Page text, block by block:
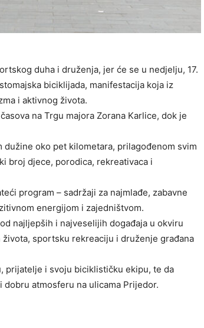
duha i druženja, jer će se u nedjelju, 17.
biciklijada, manifestacija koja iz
i aktivnog života.
na Trgu majora Zorana Karlice, dok je
oko pet kilometara, prilagođenom svim
broj djece, porodica, rekreativaca i
program – sadržaji za najmlađe, zabavne
energijom i zajedništvom.
najljepših i najveselijih događaja u okviru
sportsku rekreaciju i druženje građana
prijatelje i svoju biciklističku ekipu, te da
atmosferu na ulicama Prijedor.